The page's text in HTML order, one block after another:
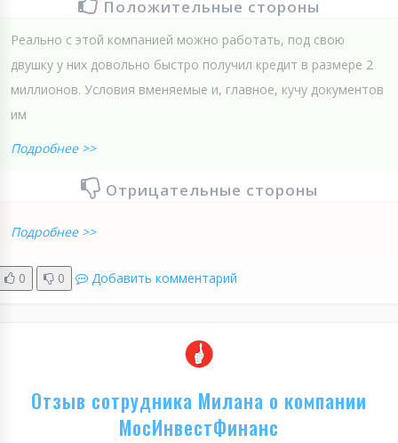
Положительные стороны
Реально с этой компанией можно работать, под свою
двушку у них довольно быстро получил кредит в размере 2
миллионов. Условия вменяемые и, главное, кучу документов
им
Подробнее >>
Отрицательные стороны
Подробнее >>
0 0 Добавить комментарий
Отзыв сотрудника Милана о компании
МосИнвестФинанс